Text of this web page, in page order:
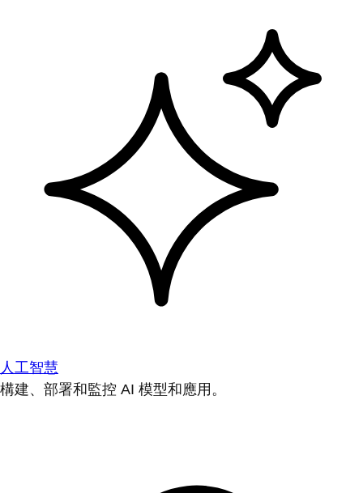
人工智慧
構建、部署和監控 AI 模型和應用。